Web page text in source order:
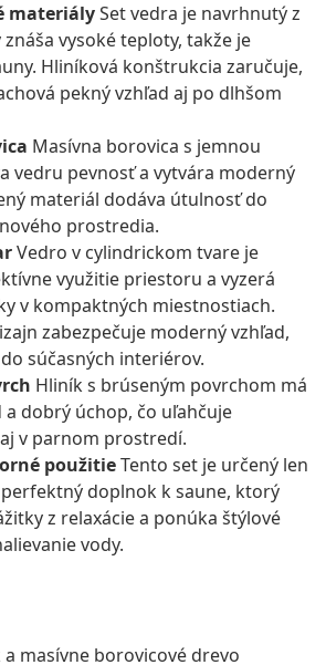
materiálySet vedra je navrhnutý z
vysoké teploty, takže je
Hliníková konštrukcia zaručuje,
pekný vzhľad aj po dlhšom
Masívna borovica s jemnou
vedru pevnosť a vytvára moderný
materiál dodáva útulnosť do
prostredia.
Vedro v cylindrickom tvare je
využitie priestoru a vyzerá
v kompaktných miestnostiach.
zabezpečuje moderný vzhľad,
súčasných interiérov.
Hliník s brúseným povrchom má
a dobrý úchop, čo uľahčuje
v parnom prostredí.
použitieTento set je určený len
doplnok k saune, ktorý
z relaxácie a ponúka štýlové
vody.
masívne borovicové drevo